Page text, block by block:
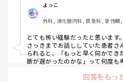
応したから？と、色々悩んでしま
よっこ
外科, 消化器内科, 救急科, 急性期
とても怖い経験だったと思います。
さっきまでお話ししていた患者さ
られると、「もっと早く何かでき
断が遅かったのかな」って何度も
ただ、書かれている経過を見る限
回答をもっ